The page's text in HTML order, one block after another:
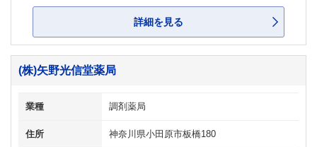
詳細を見る
(株)矢野光信堂薬局
業種 調剤薬局
住所 神奈川県小田原市板橋180